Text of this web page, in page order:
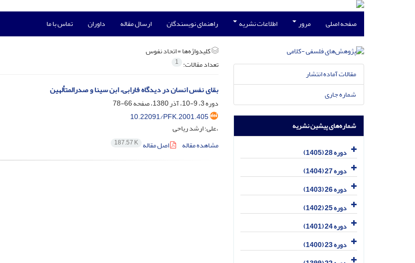
صفحه اصلی مرور اطلاعات نشریه راهنمای نویسندگان ارسال مقاله داوران تماس با ما
کلیدواژه‌ها =اتحاد نفوس
تعداد مقالات: 1
بقای نفس انسان در دیدگاه فارابی، ابن سینا و صدرالمتألهین
دوره 3، 9-10، آذر 1380، صفحه
66-78
10.22091/PFK.2001.405
،علی؛ ارشد ریاحی
مشاهده مقاله
اصل مقاله 187.57 K
مقالات آماده انتشار
شماره جاری
شماره‌های پیشین نشریه
دوره 28 (1405)
دوره 27 (1404)
دوره 26 (1403)
دوره 25 (1402)
دوره 24 (1401)
دوره 23 (1400)